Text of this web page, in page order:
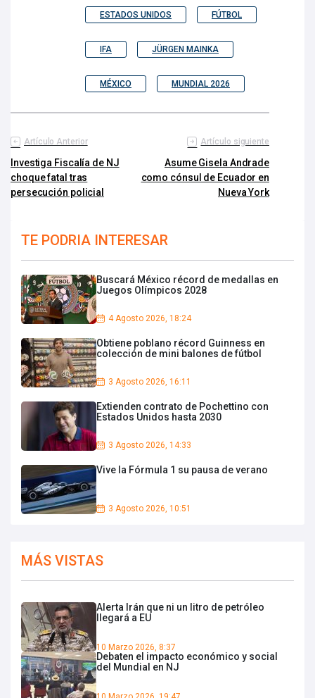
ESTADOS UNIDOS FÚTBOL
IFA JÜRGEN MAINKA
MÉXICO MUNDIAL 2026
Artículo Anterior
Investiga Fiscalía de NJ
choque fatal tras
persecución policial
Artículo siguiente
Asume Gisela Andrade
como cónsul de Ecuador en
Nueva York
TE PODRIA INTERESAR
Buscará México récord de medallas en
Juegos Olímpicos 2028
4 Agosto 2026, 18:24
Obtiene poblano récord Guinness en
colección de mini balones de fútbol
3 Agosto 2026, 16:11
Extienden contrato de Pochettino con
Estados Unidos hasta 2030
3 Agosto 2026, 14:33
Vive la Fórmula 1 su pausa de verano
3 Agosto 2026, 10:51
MÁS VISTAS
Alerta Irán que ni un litro de petróleo
llegará a EU
10 Marzo 2026, 8:37
Debaten el impacto económico y social
del Mundial en NJ